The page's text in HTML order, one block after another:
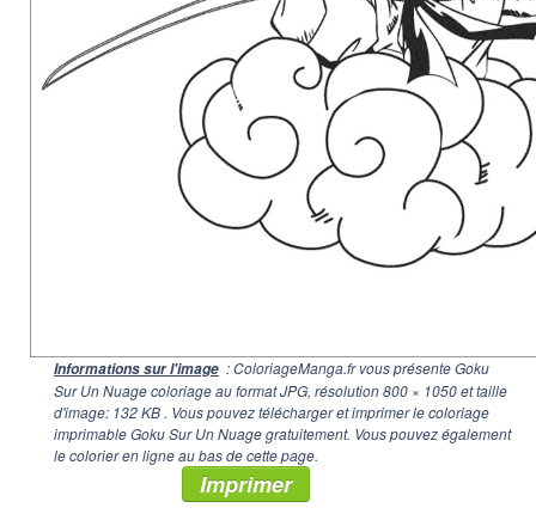
Informations sur l'image : ColoriageManga.fr vous présente Goku
Sur Un Nuage coloriage au format JPG, résolution800 × 1050et taille
d'image: 132 KB . Vous pouvez télécharger et imprimer le coloriage
imprimable Goku Sur Un Nuage gratuitement. Vous pouvez également
le colorier en ligne au bas de cette page.
Imprimer